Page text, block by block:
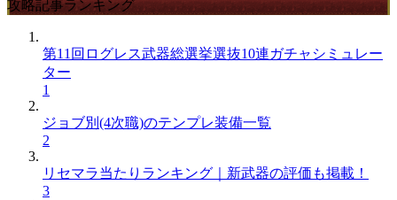
攻略記事ランキング
第11回ログレス武器総選挙選抜10連ガチャシミュレー
ター
1
ジョブ別(4次職)のテンプレ装備一覧
2
リセマラ当たりランキング｜新武器の評価も掲載！
3